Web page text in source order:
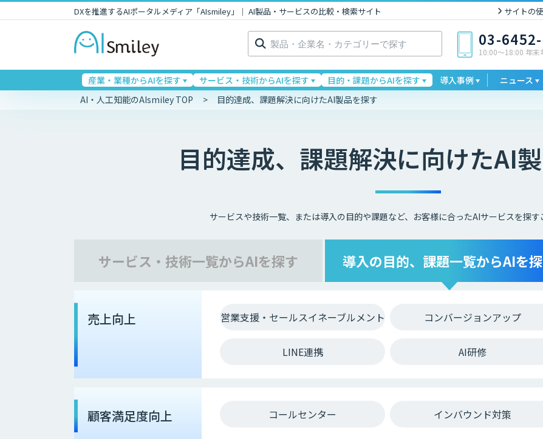
DXを推進するAIポータルメディア「AIsmiley」｜ AI製品・サービスの比較・検索サイト サイトの
検
索: 03-
10:00〜18:00 年末
産業・業種からAIを探す サービス・技術からAIを探す 目的・課題からAIを探す 導入事例 ニュース
AI・人工知能のAIsmiley TOP 目的達成、課題解決に向けたAI製品を探す
目的達成、課題解決に向けたAI
サービスや技術一覧、または導入の目的や課題など、お客様に合ったAIサービスを探す
サービス・技術一覧からAIを探す 導入の目的、課題一覧からAIを
売上向上 営業支援・セールスイネーブルメント コンバージョンアップ
LINE連携 AI研修
顧客満足度向上 コールセンター インバウンド対策